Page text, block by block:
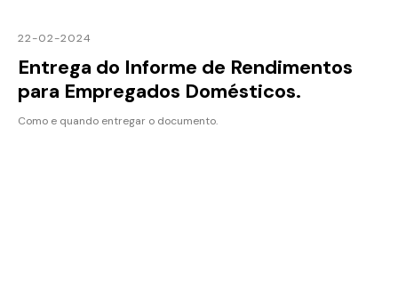
22-02-2024
Entrega do Informe de Rendimentos
para Empregados Domésticos.
Como e quando entregar o documento.